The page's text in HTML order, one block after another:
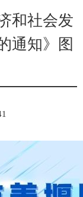
和社会发
通知》图